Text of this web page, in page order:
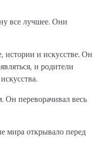
все лучшее. Они
истории и искусстве. Он
и родители
Он переворачивал весь
мира открывало перед